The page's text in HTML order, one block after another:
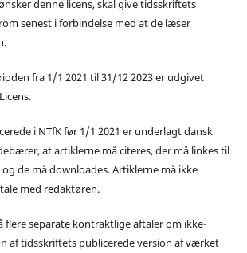
denne licens, skal give tidsskriftets
senest i forbindelse med at de læser
fra 1/1 2021 til 31/12 2023 er udgivet
i NTfK før 1/1 2021 er underlagt dansk
at artiklerne må citeres, der må linkes til
de må downloades. Artiklerne må ikke
med redaktøren.
flere separate kontraktlige aftaler om ikke-
af tidsskriftets publicerede version af værket